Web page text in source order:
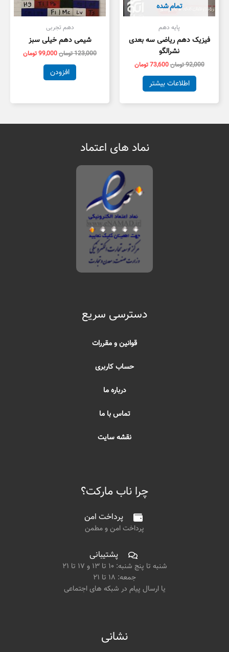
تمام شده
پایه دهم
فیزیک دهم ریاضی سه بعدی
نشرالگو
92,000تومان73,600تومان
اطلاعات بیشتر
دهم تجربی
شیمی دهم خیلی سبز
123,000تومان99,000تومان
افزودن
نماد های اعتماد
دسترسی سریع
قوانین و مقررات
حساب کاربری
درباره ما
تماس با ما
نقشه سایت
چرا ناب مارکت؟
پرداخت امن
پرداخت امن و مطمن
پشتیبانی
شنبه تا پنج شنبه: ۱۰ تا ۱۳ و ۱۷ تا ۲۱
جمعه: ۱۸ تا ۲۱
یا ارسال پیام در شبکه های اجتماعی
نشانی